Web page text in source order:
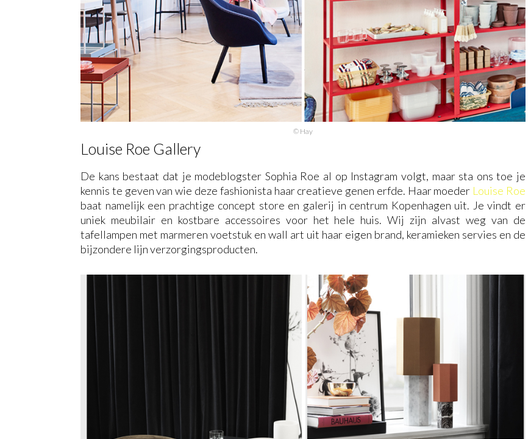
© Hay
Louise Roe Gallery
De kans bestaat dat je modeblogster Sophia Roe al op Instagram volgt, maar sta ons toe je
kennis te geven van wie deze fashionista haar creatieve genen erfde. Haar moeder Louise Roe
baat namelijk een prachtige concept store en galerij in centrum Kopenhagen uit. Je vindt er
uniek meubilair en kostbare accessoires voor het hele huis. Wij zijn alvast weg van de
tafellampen met marmeren voetstuk en wall art uit haar eigen brand, keramieken servies en de
bijzondere lijn verzorgingsproducten.